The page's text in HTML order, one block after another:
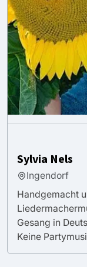
Sylvia Nels
Ingendorf
Handgemacht
Gesang in
Keine